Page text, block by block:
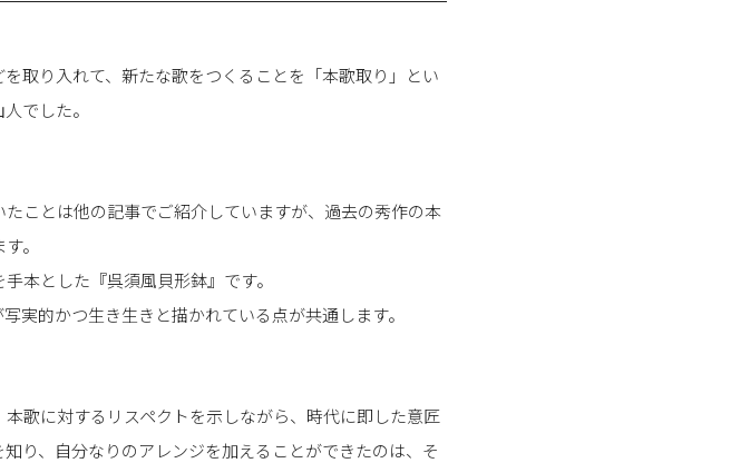
取り入れて、新たな歌をつくることを「本歌取り」とい
でした。
ことは他の記事でご紹介していますが、過去の秀作の本
。
本とした『呉須風貝形鉢』です。
実的かつ生き生きと描かれている点が共通します。
歌に対するリスペクトを示しながら、時代に即した意匠
り、自分なりのアレンジを加えることができたのは、そ